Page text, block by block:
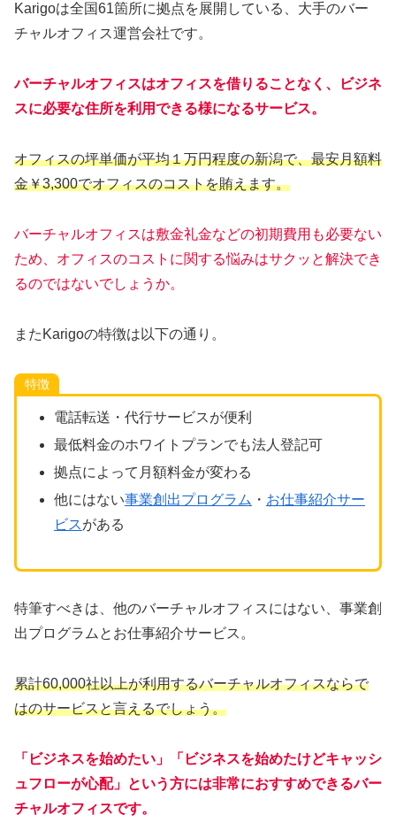
Karigoは全国61箇所に拠点を展開している、大手のバー
チャルオフィス運営会社です。
バーチャルオフィスはオフィスを借りることなく、ビジネ
スに必要な住所を利用できる様になるサービス。
オフィスの坪単価が平均１万円程度の新潟で、最安月額料
金￥3,300でオフィスのコストを賄えます。
バーチャルオフィスは敷金礼金などの初期費用も必要ない
ため、オフィスのコストに関する悩みはサクッと解決でき
るのではないでしょうか。
またKarigoの特徴は以下の通り。
特徴
電話転送・代行サービスが便利
最低料金のホワイトプランでも法人登記可
拠点によって月額料金が変わる
他にはない事業創出プログラム ・ お仕事紹介サー
ビスがある
特筆すべきは、他のバーチャルオフィスにはない、事業創
出プログラムとお仕事紹介サービス。
累計60,000社以上が利用するバーチャルオフィスならで
はのサービスと言えるでしょう。
「ビジネスを始めたい」「ビジネスを始めたけどキャッシ
ュフローが心配」という方には非常におすすめできるバー
チャルオフィスです。